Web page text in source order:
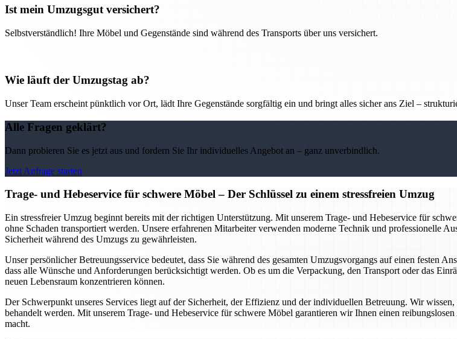
Ist mein Umzugsgut versichert?
Selbstverständlich! Ihre Möbel und Gegenstände sind während des Transports über uns versichert.
Wie läuft der Umzugstag ab?
Unser Team erscheint pünktlich vor Ort, lädt Ihre Gegenstände sorgfältig ein und bringt alles sicher ans Ziel –
Alle Fragen geklärt?
Dann probieren Sie es jetzt aus und fordern Sie Ihr individuelles Angebot an – ganz unverbindlich.
Jetzt Anfrage starten
Trage- und Hebeservice für schwere Möbel – Der Schlüssel zu einem stressfreien Umzug
Ein stressfreier Umzug beginnt bereits mit der richtigen Unterstützung. Mit unserem Trage- und Hebeservice für
ohne Schaden transportiert werden. Unsere erfahrenen Mitarbeiter verwenden moderne Technik und professionelle
Sicherheit während des Umzugs zu gewährleisten.
Unser persönlicher Betreuungsservice bedeutet, dass Sie während des gesamten Umzugsvorgangs auf einen festen
dass alle Wünsche und Anforderungen berücksichtigt werden. Ob es um die Verpackung, den Transport oder das
neuen Lebensraum konzentrieren können.
Der Schwerpunkt unseres Services liegt auf der Sicherheit, der Effizienz und der individuellen Betreuung. Wir
behandelt werden. Mit unserem Trage- und Hebeservice für schwere Möbel garantieren wir Ihnen einen
macht.